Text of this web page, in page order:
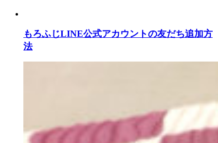
もろふじLINE公式アカウントの友だち追加方
法